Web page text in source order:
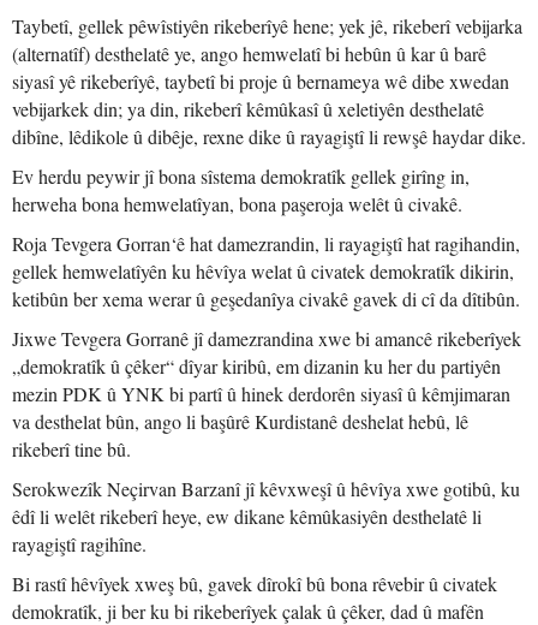
Taybetî, gellek pêwîstiyên rikeberîyê hene; yek jê, rikeberî vebijarka
(alternatîf) desthelatê ye, ango hemwelatî bi hebûn û kar û barê
siyasî yê rikeberîyê, taybetî bi proje û bernameya wê dibe xwedan
vebijarkek din; ya din, rikeberî kêmûkasî û xeletiyên desthelatê
dibîne, lêdikole û dibêje, rexne dike û rayagiştî li rewşê haydar dike.
Ev herdu peywir jî bona sîstema demokratîk gellek girîng in,
herweha bona hemwelatîyan, bona paşeroja welêt û civakê.
Roja Tevgera Gorran‘ê hat damezrandin, li rayagiştî hat ragihandin,
gellek hemwelatîyên ku hêvîya welat û civatek demokratîk dikirin,
ketibûn ber xema werar û geşedanîya civakê gavek di cî da dîtibûn.
Jixwe Tevgera Gorranê jî damezrandina xwe bi amancê rikeberîyek
„demokratîk û çêker“ dîyar kiribû, em dizanin ku her du partiyên
mezin PDK û YNK bi partî û hinek derdorên siyasî û kêmjimaran
va desthelat bûn, ango li başûrê Kurdistanê deshelat hebû, lê
rikeberî tine bû.
Serokwezîk Neçirvan Barzanî jî kêvxweşî û hêvîya xwe gotibû, ku
êdî li welêt rikeberî heye, ew dikane kêmûkasiyên desthelatê li
rayagiştî ragihîne.
Bi rastî hêvîyek xweş bû, gavek dîrokî bû bona rêvebir û civatek
demokratîk, ji ber ku bi rikeberîyek çalak û çêker, dad û mafên